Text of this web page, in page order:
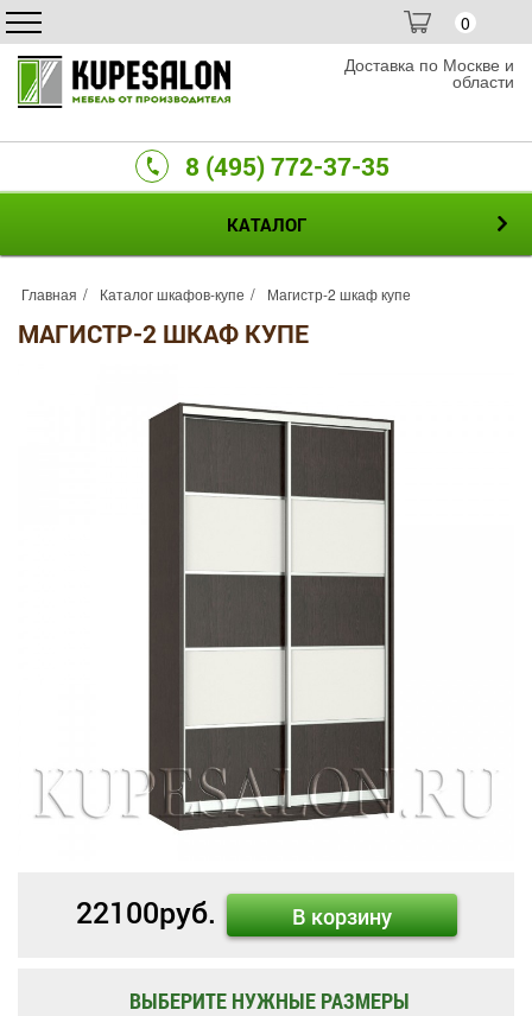
0
Доставка по Москве и
области
8 (495) 772-37-35
КАТАЛОГ
Главная Каталог шкафов-купе Магистр-2 шкаф купе
МАГИСТР-2 ШКАФ КУПЕ
22100руб. В корзину
ВЫБЕРИТЕ НУЖНЫЕ РАЗМЕРЫ